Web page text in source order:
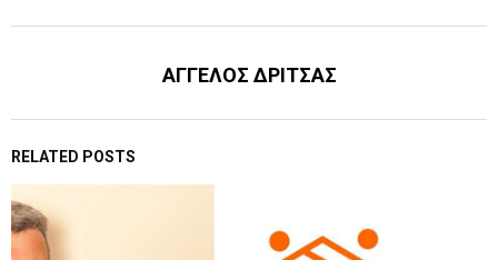
ΑΓΓΕΛΟΣ ΔΡΙΤΣΑΣ
RELATED POSTS